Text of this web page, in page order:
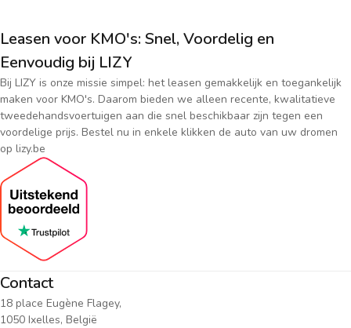
Leasen voor KMO's: Snel, Voordelig en
Eenvoudig bij LIZY
Bij LIZY is onze missie simpel: het leasen gemakkelijk en toegankelijk
maken voor KMO's. Daarom bieden we alleen recente, kwalitatieve
tweedehandsvoertuigen aan die snel beschikbaar zijn tegen een
voordelige prijs. Bestel nu in enkele klikken de auto van uw dromen
op lizy.be
Contact
18 place Eugène Flagey,
1050 Ixelles, België